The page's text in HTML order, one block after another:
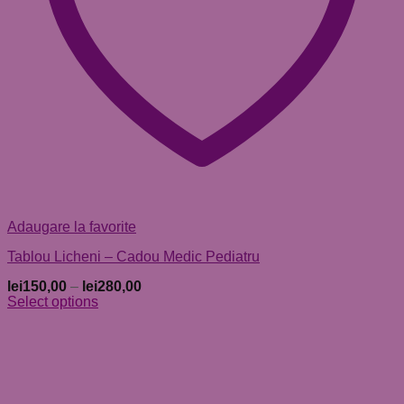
Adaugare la favorite
Tablou Licheni – Cadou Medic Pediatru
lei150,00 – lei280,00
Select options